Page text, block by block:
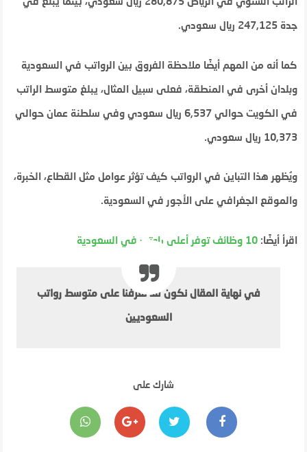
جدة 247,125 ريال سعودي​​.
كما أنه من المهم أيضًا ملاحظة الفروق بين الرواتب في السعودية
وبلدان أخرى في المنطقة، فعلى سبيل المثال، يبلغ متوسط الراتب
في الكويت حوالي 6,537 ريال سعودي وفي سلطنة عمان حوالي
10,373 ريال سعودي​​.
ويُظهر هذا التباين في الرواتب كيف تؤثر عوامل مثل القطاع، الخبرة،
والموقع الجغرافي على الأجور في السعودية.
اقرأ أيضًا:10 وظائف توفر أعلى راوتب في السعودية
في نهاية المقال نكون قد تعرفنا على متوسط رواتب
السعوديين
شارك على